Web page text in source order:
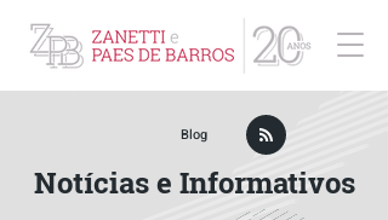
Blog
Notícias e Informativos